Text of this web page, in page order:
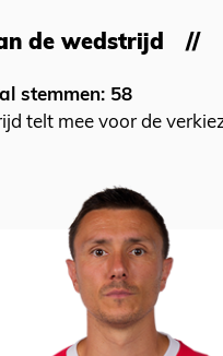
de wedstrijd
stemmen: 58
telt mee voor de